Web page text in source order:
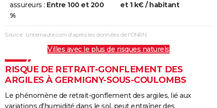
assureurs : Entre 100 et 200
%
et 1 k€ / habitant
Source : Linternaute.com d'après les données de l'ONRN
Villes avec le plus de risques naturels
RISQUE DE RETRAIT-GONFLEMENT DES
ARGILES À GERMIGNY-SOUS-COULOMBS
Le phénomène de retrait-gonflement des argiles, lié aux
variations d'humidité dans le sol, peut entraîner des